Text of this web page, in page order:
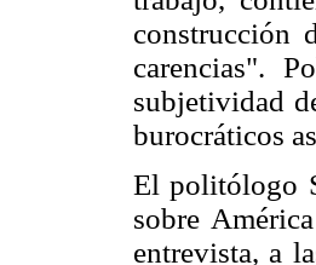
construcción
carencias".
subjetividad
burocráticos
El politólogo
sobre
entrevista, a